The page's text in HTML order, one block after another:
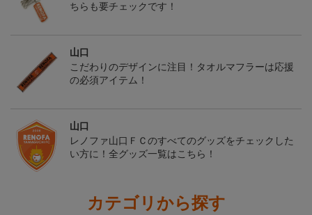
ちらも要チェックです！
山口
こだわりのデザインに注目！タオルマフラーは応援
の必須アイテム！
山口
レノファ山口ＦＣのすべてのグッズをチェックした
い方に！全グッズ一覧はこちら！
カテゴリから探す